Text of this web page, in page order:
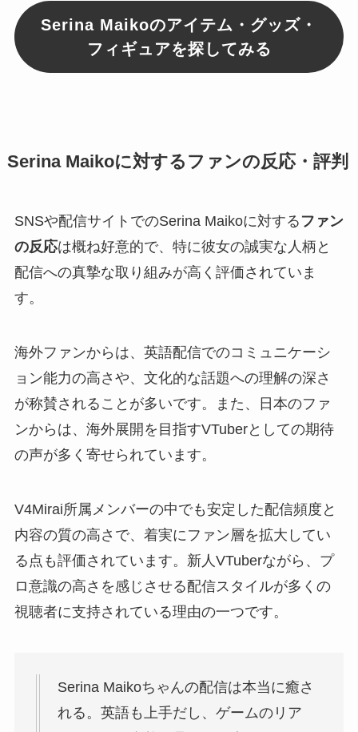
Serina Maikoのアイテム・グッズ・
フィギュアを探してみる
Serina Maikoに対するファンの反応・評判
SNSや配信サイトでのSerina Maikoに対する ファン
の反応は概ね好意的で、特に彼女の誠実な人柄と
配信への真摯な取り組みが高く評価されていま
す。
海外ファンからは、英語配信でのコミュニケーシ
ョン能力の高さや、文化的な話題への理解の深さ
が称賛されることが多いです。また、日本のファ
ンからは、海外展開を目指すVTuberとしての期待
の声が多く寄せられています。
V4Mirai所属メンバーの中でも安定した配信頻度と
内容の質の高さで、着実にファン層を拡大してい
る点も評価されています。新人VTuberながら、プ
ロ意識の高さを感じさせる配信スタイルが多くの
視聴者に支持されている理由の一つです。
Serina Maikoちゃんの配信は本当に癒さ
れる。英語も上手だし、ゲームのリア